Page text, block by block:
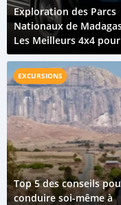
Exploration des Parcs
Nationaux de
Les Meilleurs 4x4 pour
l'Aventure
EXCURSIONS
Top 5 des conseils
conduire soi-même à